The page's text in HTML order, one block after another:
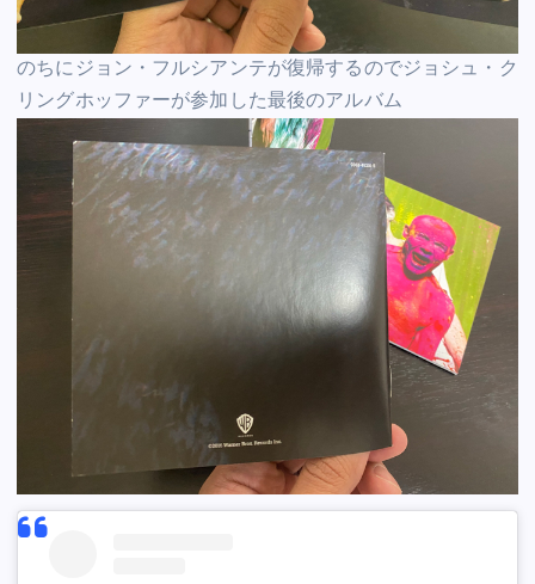
のちにジョン・フルシアンテが復帰するのでジョシュ・ク
リングホッファーが参加した最後のアルバム